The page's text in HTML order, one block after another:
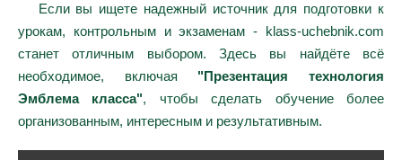
Если вы ищете надежный источник для подготовки к
урокам, контрольным и экзаменам - klass-uchebnik.com
станет отличным выбором. Здесь вы найдёте всё
необходимое, включая "Презентация технология
Эмблема класса", чтобы сделать обучение более
организованным, интересным и результативным.